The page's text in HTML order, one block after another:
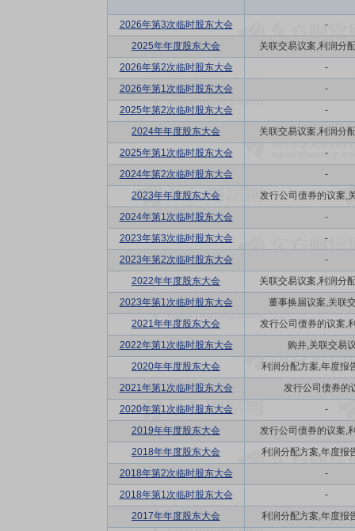
2026年第3次临时股东大会
-
2025年年度股东大会
关联交易议案,利润分
2026年第2次临时股东大会
-
2026年第1次临时股东大会
-
2025年第2次临时股东大会
-
2024年年度股东大会
关联交易议案,利润分
2025年第1次临时股东大会
-
2024年第2次临时股东大会
-
2023年年度股东大会
发行公司债券的议案,
2024年第1次临时股东大会
-
2023年第3次临时股东大会
-
2023年第2次临时股东大会
-
2022年年度股东大会
关联交易议案,利润分
2023年第1次临时股东大会
董事换届议案,关联
2021年年度股东大会
发行公司债券的议案,
2022年第1次临时股东大会
购并,关联交易
2020年年度股东大会
利润分配方案,年度报
2021年第1次临时股东大会
发行公司债券的
2020年第1次临时股东大会
-
2019年年度股东大会
发行公司债券的议案,
2018年年度股东大会
利润分配方案,年度报
2018年第2次临时股东大会
-
2018年第1次临时股东大会
-
2017年年度股东大会
利润分配方案,年度报